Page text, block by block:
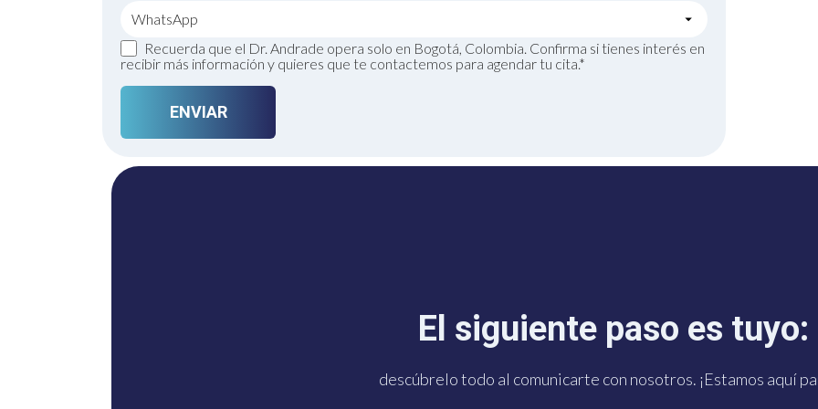
Recuerda que el Dr. Andrade opera solo en Bogotá, Colombia. Confirma si tienes interés en
recibir más información y quieres que te contactemos para agendar tu cita.*
El siguiente paso es tuyo:
descúbrelo todo al comunicarte con nosotros. ¡Estamos aquí
Un solo click te conecta con
WhatsApp. ¡Estamos a tu